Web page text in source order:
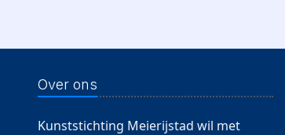
Over ons
Kunststichting Meierijstad wil met